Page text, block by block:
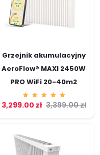
Grzejnik akumulacyjny
AeroFlow® MAXI 2450W
PRO WiFi 20-40m2
Ocenion
o3,399.00zł
3,299.00 zł